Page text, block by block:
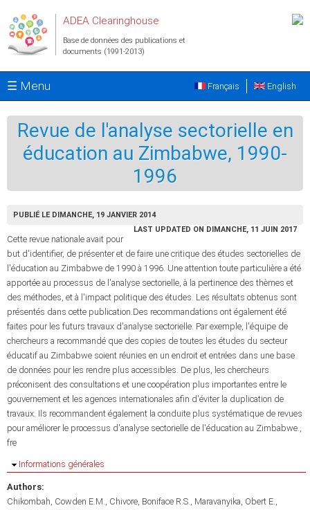
ADEA Clearinghouse
Base de données des publications et
documents (1991-2013)
☰ Menu English
Français
Revue de l'analyse sectorielle en
éducation au Zimbabwe, 1990-
1996
PUBLIÉ LE DIMANCHE, 19 JANVIER 2014
LAST UPDATED ON DIMANCHE, 11 JUIN 2017
Cette revue nationale avait pour
but d'identifier, de présenter et de faire une critique des études sectorielles de
l'éducation au Zimbabwe de 1990 à 1996. Une attention toute particulière a été
apportée au processus de l'analyse sectorielle, à la pertinence des thèmes et
des méthodes, et à l'impact politique des études. Les résultats obtenus sont
présentés dans cette publication.Des recommandations ont également été
faites pour les futurs travaux d'analyse sectorielle. Par exemple, l'équipe de
chercheurs a recommandé que des copies de toutes les études du secteur
éducatif au Zimbabwe soient réunies en un endroit et entrées dans une base
de données pour les rendre plus accessibles. De plus, les chercheurs
préconisent des consultations et une coopération plus importantes entre le
gouvernement et les agences internationales afin d'éviter la duplication de
travaux. Ils recommandent également la conduite plus systématique de revues
pour améliorer le processus d'analyse sectorielle de l'éducation au Zimbabwe.,
fre
Masquer
Informations générales
Authors:
Chikombah, Cowden E.M. Chivore, Boniface R.S. Maravanyika, Obert E.